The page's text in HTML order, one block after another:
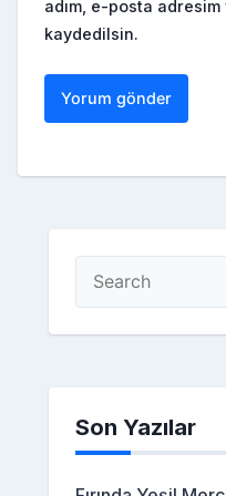
adım, e-posta
kaydedilsin.
Son Yazılar